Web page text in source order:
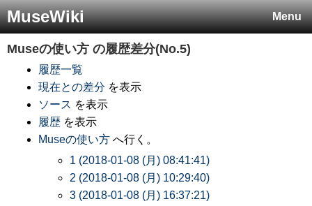
Menu
MuseWiki
Museの使い方 の履歴差分(No.5)
履歴一覧
現在との差分 を表示
ソース を表示
履歴 を表示
Museの使い方 へ行く。
1 (2018-01-08 (月) 08:41:41)
2 (2018-01-08 (月) 10:29:40)
3 (2018-01-08 (月) 16:37:21)